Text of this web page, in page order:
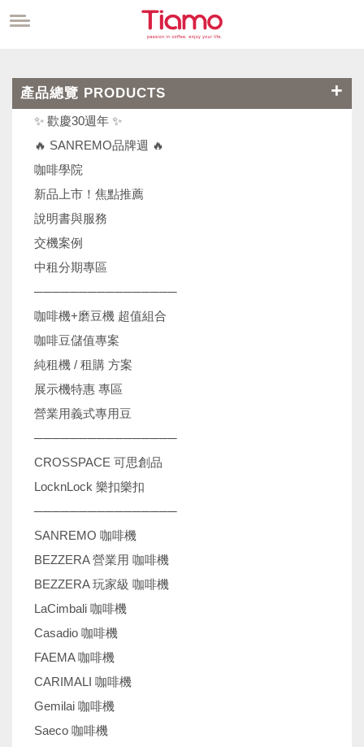
產品總覽 PRODUCTS
✨ 歡慶30週年 ✨
🔥 SANREMO品牌週 🔥
咖啡學院
新品上市！焦點推薦
說明書與服務
交機案例
中租分期專區
────────────────
咖啡機+磨豆機 超值組合
咖啡豆儲值專案
純租機 / 租購 方案
展示機特惠 專區
營業用義式專用豆
────────────────
CROSSPACE 可思創品
LocknLock 樂扣樂扣
────────────────
SANREMO 咖啡機
BEZZERA 營業用 咖啡機
BEZZERA 玩家級 咖啡機
LaCimbali 咖啡機
Casadio 咖啡機
FAEMA 咖啡機
CARIMALI 咖啡機
Gemilai 咖啡機
Saeco 咖啡機